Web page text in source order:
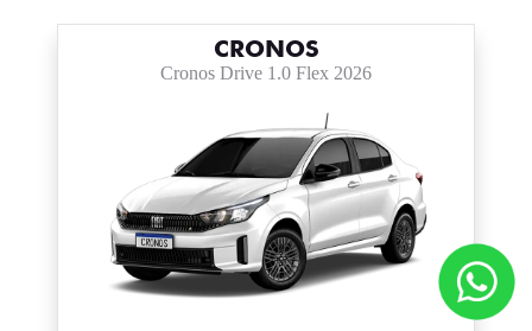
CRONOS
Cronos Drive 1.0 Flex 2026